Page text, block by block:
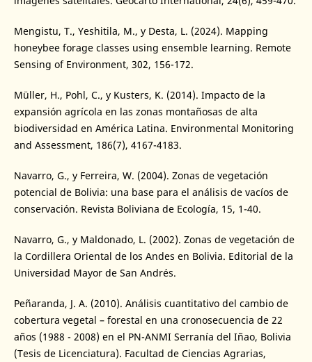
Mengistu, T., Yeshitila, M., y Desta, L. (2024). Mapping
honeybee forage classes using ensemble learning. Remote
Sensing of Environment, 302, 156-172.
Müller, H., Pohl, C., y Kusters, K. (2014). Impacto de la
expansión agrícola en las zonas montañosas de alta
biodiversidad en América Latina. Environmental Monitoring
and Assessment, 186(7), 4167-4183.
Navarro, G., y Ferreira, W. (2004). Zonas de vegetación
potencial de Bolivia: una base para el análisis de vacíos de
conservación. Revista Boliviana de Ecología, 15, 1-40.
Navarro, G., y Maldonado, L. (2002). Zonas de vegetación de
la Cordillera Oriental de los Andes en Bolivia. Editorial de la
Universidad Mayor de San Andrés.
Peñaranda, J. A. (2010). Análisis cuantitativo del cambio de
cobertura vegetal – forestal en una cronosecuencia de 22
años (1988 - 2008) en el PN-ANMI Serranía del Iñao, Bolivia
(Tesis de Licenciatura). Facultad de Ciencias Agrarias,